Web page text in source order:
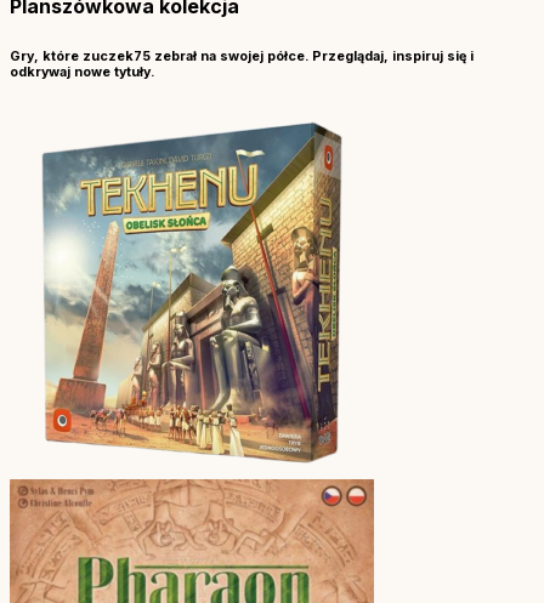
Planszówkowa kolekcja
Gry, które zuczek75 zebrał na swojej półce. Przeglądaj, inspiruj się i
odkrywaj nowe tytuły.